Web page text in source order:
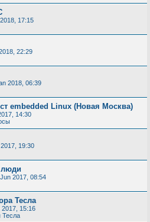
17:15
22:29
2018, 06:39
embedded Linux (Новая Москва)
14:30
19:30
2017, 08:54
Тесла
2017, 15:16
Тесла